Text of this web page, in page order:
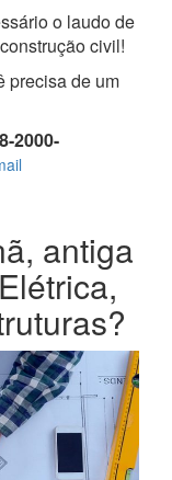
o laudo de
civil!
precisa de um
2000-
antiga